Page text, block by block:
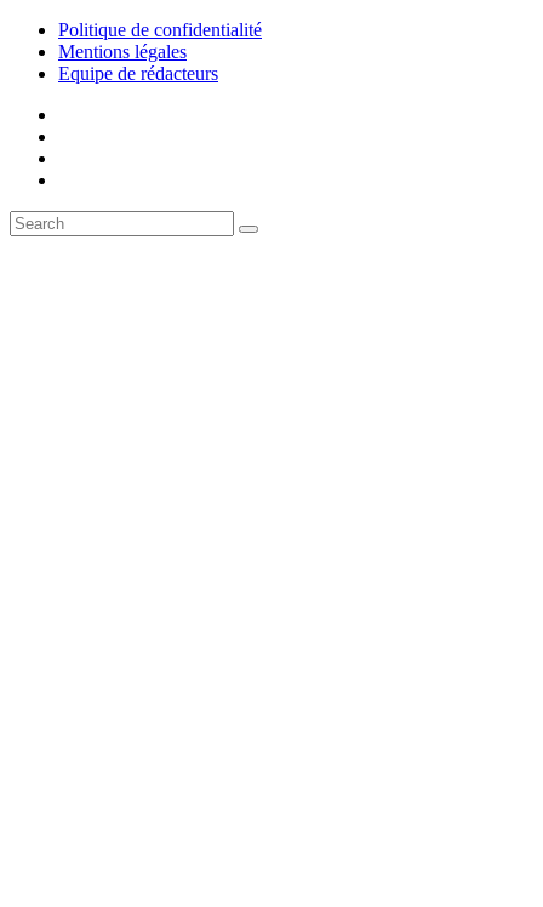
Politique de confidentialité
Mentions légales
Equipe de rédacteurs